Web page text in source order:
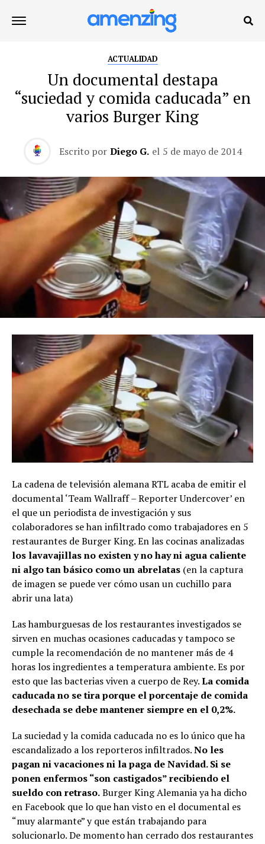
ACTUALIDAD
Un documental destapa
“suciedad y comida caducada” en
varios Burger King
Escrito por Diego G. el 5 de mayo de 2014
La cadena de televisión alemana RTL acaba de emitir el
documental ‘Team Wallraff – Reporter Undercover’ en
el que un periodista de investigación y sus
colaboradores se han infiltrado como trabajadores en 5
restaurantes de Burger King. En las cocinas analizadas
los lavavajillas no existen y no hay ni agua caliente
ni algo tan básico como un abrelatas (en la captura
de imagen se puede ver cómo usan un cuchillo para
abrir una lata)
Las hamburguesas de los restaurantes investigados se
sirven en muchas ocasiones caducadas y tampoco se
cumple la recomendación de no mantener más de 4
horas los ingredientes a temperatura ambiente. Es por
esto que las bacterias viven a cuerpo de Rey.La comida
caducada no se tira porque el porcentaje de comida
desechada se debe mantener siempre en el 0,2%.
La suciedad y la comida caducada no es lo único que ha
escandalizado a los reporteros infiltrados.No les
pagan ni vacaciones ni la paga de Navidad. Si se
ponen enfermos “son castigados” recibiendo el
sueldo con retraso.Burger King Alemania ya ha dicho
en Facebook que lo que han visto en el documental es
“muy alarmante” y que están trabajando para
solucionarlo. De momento han cerrado dos restaurantes